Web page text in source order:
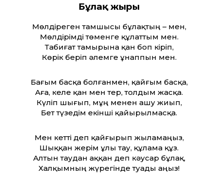
Бұлақ жыры
Мөлдіреген тамшысы бұлақтың – мен,
Мөлдірімді төменге құлат­тым мен.
Табиғат тамырына қан боп кіріп,
Көрік беріп әлемге ұнаппын мен.
Бағым басқа болғанмен, қайғым басқа,
Аға, келе қан мен тер, толдым жасқа.
Күліп шығып, мұң менен ашу жиып,
Бет түзедім екінші қайырылмасқа.
Мен кет­ті деп қайғырып жыламаңыз,
Шыққан жерім ұлы тау, құлама құз.
Алтын таудан аққан деп кәусар бұлақ,
Халқымның жүрегінде туады аңыз!